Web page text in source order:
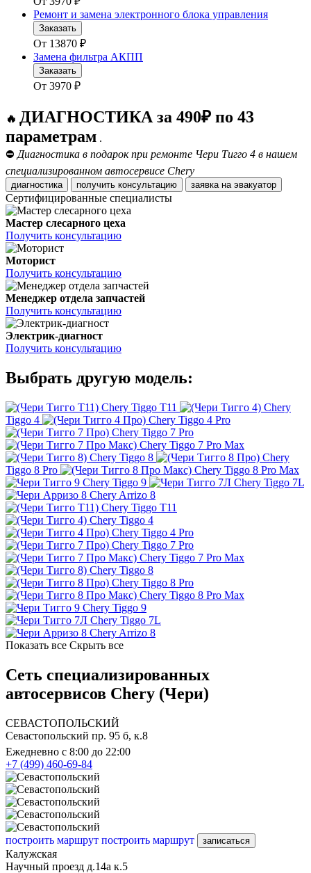
Ремонт и замена электронного блока управления
Заказать
От 13870 ₽
Замена фильтра АКПП
Заказать
От 3970 ₽
🔥 ДИАГНОСТИКА за 490₽ по 43
параметрам .
⛔ Диагностика в подарок при ремонте Чери Тигго 4 в нашем
специализированном автосервисе Chery
диагностика получить консультацию заявка на эвакуатор
Сертифицированные специалисты
Мастер слесарного цеха
Получить консультацию
Моторист
Получить консультацию
Менеджер отдела запчастей
Получить консультацию
Электрик-диагност
Получить консультацию
Выбрать другую модель:
Chery Tiggo T11
Chery
Tiggo 4
Chery Tiggo 4 Pro
Chery Tiggo 7 Pro
Chery Tiggo 7 Pro Max
Chery Tiggo 8
Chery
Tiggo 8 Pro
Chery Tiggo 8 Pro Max
Chery Tiggo 9
Chery Tiggo 7L
Chery Arrizo 8
Chery Tiggo T11
Chery Tiggo 4
Chery Tiggo 4 Pro
Chery Tiggo 7 Pro
Chery Tiggo 7 Pro Max
Chery Tiggo 8
Chery Tiggo 8 Pro
Chery Tiggo 8 Pro Max
Chery Tiggo 9
Chery Tiggo 7L
Chery Arrizo 8
Показать все Скрыть все
Сеть специализированных
автосервисов Chery (Чери)
СЕВАСТОПОЛЬСКИЙ
Севастопольский пр. 95 б, к.8
Ежедневно с 8:00 до 22:00
+7 (499) 460-69-84
построить маршрут построить маршрут записаться
Калужская
Научный проезд д.14а к.5